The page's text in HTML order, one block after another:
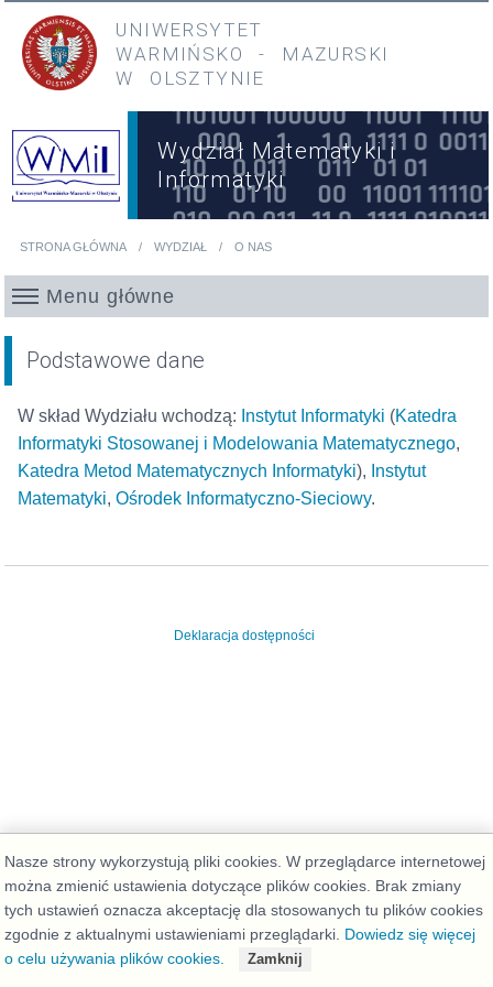
Przejdź do treści
Przejdź do menu głównego
UNIWERSYTET
WARMIŃSKO
- MAZURSKI
W OLSZTYNIE
Wydział Matematyki i
Informatyki
STRONA GŁÓWNA WYDZIAŁ O NAS
Menu główne
Podstawowe dane
W skład Wydziału wchodzą: Instytut Informatyki (Katedra
Informatyki Stosowanej i Modelowania Matematycznego,
Katedra Metod Matematycznych Informatyki), Instytut
Matematyki, Ośrodek Informatyczno-Sieciowy.
Deklaracja dostępności
Nasze strony wykorzystują pliki cookies. W przeglądarce internetowej
można zmienić ustawienia dotyczące plików cookies. Brak zmiany
tych ustawień oznacza akceptację dla stosowanych tu plików cookies
zgodnie z aktualnymi ustawieniami przeglądarki. Dowiedz się więcej
o celu używania plików cookies.